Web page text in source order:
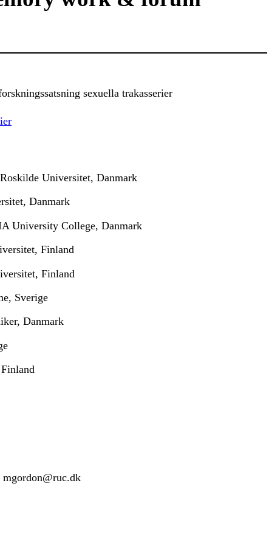
sexuella trakasserier
Universitet, Danmark
Danmark
University College, Danmark
Finland
Finland
Sverige
Danmark